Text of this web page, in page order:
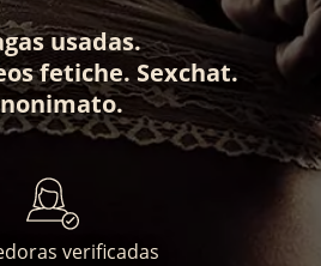
usadas.
fetiche. Sexchat.
.
verificadas